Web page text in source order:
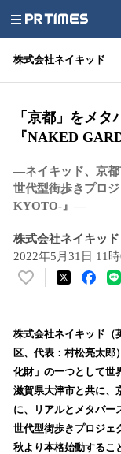
株式会社ネイキッド
「京都」をメ
『NAKED
―ネイキッド、京都
世代型街歩きプロ
KYOTO-』―
株式会社ネイキッド
2022年5月31日 11
い
！
数
を
読
込
み
中
株式会社ネイキッド（
区、代表：村松亮太郎
化財」の一つとして世
滋賀県大津市と共に、
に、リアルとメタバー
世代型街歩きプロジェ
秋より本格始動するこ